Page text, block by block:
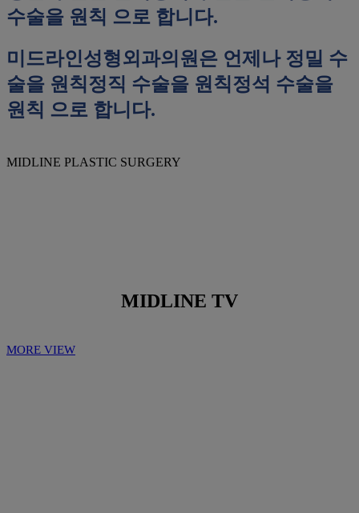
수술을 원칙 으로 합니다.
미드라인성형외과의원은 언제나 정밀 수
술을 원칙 정직 수술을 원칙 정석 수술을
원칙 으로 합니다.
MIDLINE PLASTIC SURGERY
MIDLINE TV
MORE VIEW